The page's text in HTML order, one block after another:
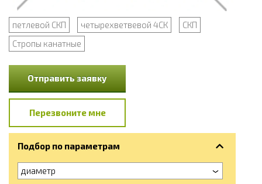
петлевой СКП четырехветвевой 4СК
СКП
Стропы канатные
Отправить заявку
Перезвоните мне
Подбор по параметрам
диаметр